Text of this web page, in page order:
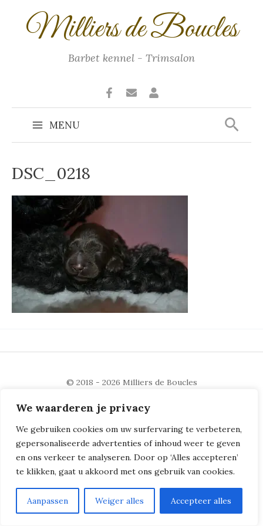
We waarderen je privacy
We gebruiken cookies om uw surfervaring te verbeteren,
gepersonaliseerde advertenties of inhoud weer te geven
en ons verkeer te analyseren. Door op ‘Alles accepteren’
te klikken, gaat u akkoord met ons gebruik van cookies.
Aanpassen Weiger alles Accepteer alles
Milliers de Boucles
Barbet kennel - Trimsalon
Main
Menu
MENU
DSC_0218
© 2018 - 2026 Milliers de Boucles